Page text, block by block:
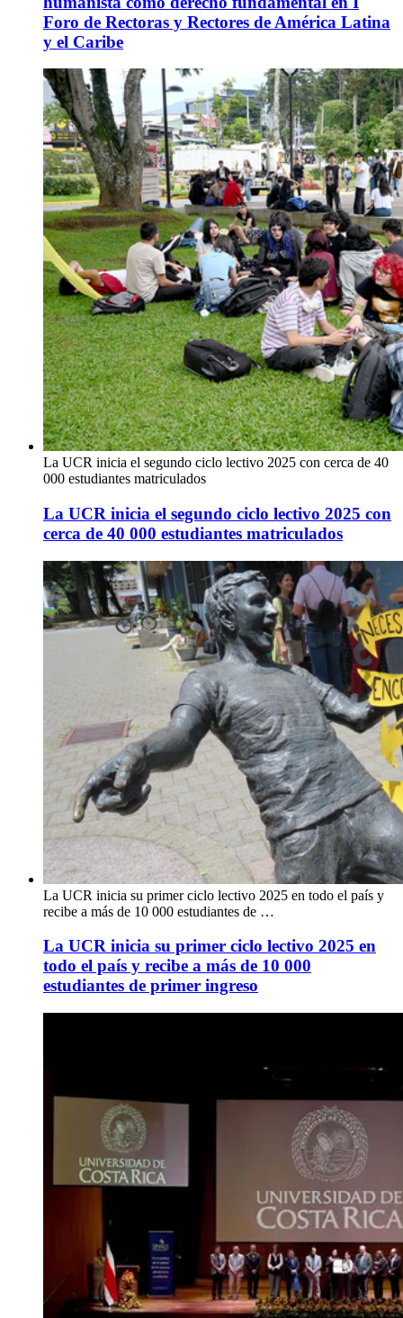
Foro de Rectoras y Rectores de América Latina
y el Caribe
La UCR inicia el segundo ciclo lectivo 2025 con cerca de 40
000 estudiantes matriculados
La UCR inicia el segundo ciclo lectivo 2025 con
cerca de 40 000 estudiantes matriculados
La UCR inicia su primer ciclo lectivo 2025 en todo el país y
recibe a más de 10 000 estudiantes de …
La UCR inicia su primer ciclo lectivo 2025 en
todo el país y recibe a más de 10 000
estudiantes de primer ingreso